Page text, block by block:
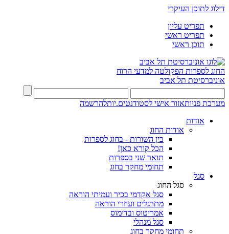
דילוג לתוכן העיקרי
תפריט עליון
תפריט ראשי
תוכן ראשי
החוג לספרות הפקולטה למדעי הרוח
אוניברסיטת תל אביב
מערכת פניותאזור אישי לסטודנטים.יותלהרשמה
אודות
אודות החוג
בין השורות - בחוג לספרות
הכל קורא כאן!
תואר שני בספרות
תחומי מחקר בחוג
סגל
סגל החוג
סגל אקדמי בכיר ועמיתי הוראה
מתרגלים ועוזרי הוראה
אמריטוס ובדימוס
סגל מנהלי
תחומי מחקר בחוג